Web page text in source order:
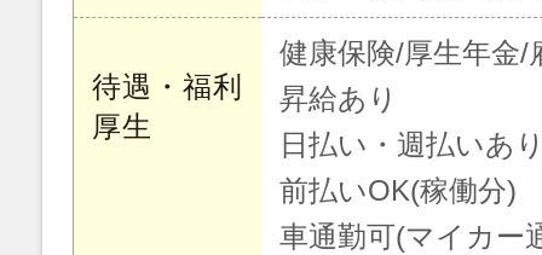
待遇・福利
厚生
健康保険/厚生年金/
昇給あり
日払い・週払いあ
前払いOK(稼働分)
車通勤可(マイカー